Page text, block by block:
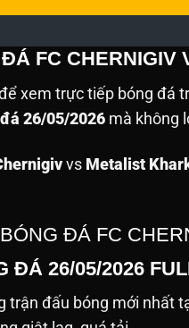
FC
xem trực tiếp bóng đá
26/05/2026 mà không
vs Metalist
ĐÁ FC
ĐÁ 26/05/2026
trận đấu bóng mới nhất